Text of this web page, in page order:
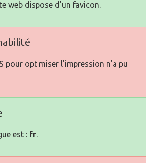
web dispose d'un favicon.
pour optimiser l'impression n'a pu
est : fr.